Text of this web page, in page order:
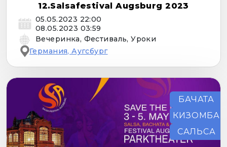
12.Salsafestival Augsburg 2023
05.05.2023 22:00
08.05.2023 03:59
Вечеринка, Фестиваль, Уроки
Германия, Аугсбург
БАЧАТА
КИЗОМБА
САЛЬСА